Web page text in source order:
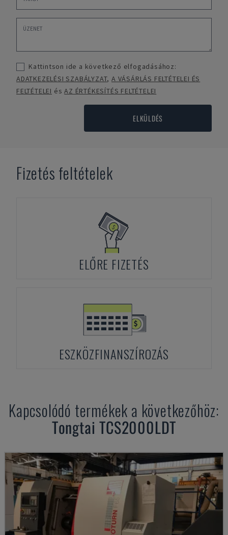
Kattintson ide a következő elfogadásához:
ADATKEZELÉSI SZABÁLYZAT,A VÁSÁRLÁS FELTÉTELEI ÉS
FELTÉTELEI ésAZ ÉRTÉKESÍTÉS FELTÉTELEI
ELKÜLDÉS
Fizetés feltételek
ELŐRE FIZETÉS
ESZKÖZFINANSZÍROZÁS
Kapcsolódó termékek a következőhöz:
Tongtai TCS2000LDT